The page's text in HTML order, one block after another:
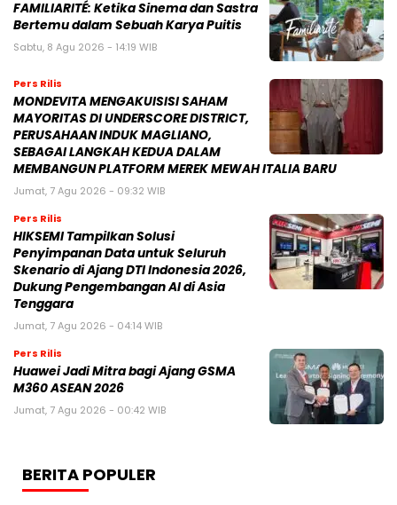
FAMILIARITÉ: Ketika Sinema dan Sastra
Bertemu dalam Sebuah Karya Puitis
Sabtu, 8 Agu 2026 - 14:19 WIB
Pers Rilis
MONDEVITA MENGAKUISISI SAHAM
MAYORITAS DI UNDERSCORE DISTRICT,
PERUSAHAAN INDUK MAGLIANO,
SEBAGAI LANGKAH KEDUA DALAM
MEMBANGUN PLATFORM MEREK MEWAH ITALIA BARU
Jumat, 7 Agu 2026 - 09:32 WIB
Pers Rilis
HIKSEMI Tampilkan Solusi
Penyimpanan Data untuk Seluruh
Skenario di Ajang DTI Indonesia 2026,
Dukung Pengembangan AI di Asia
Tenggara
Jumat, 7 Agu 2026 - 04:14 WIB
Pers Rilis
Huawei Jadi Mitra bagi Ajang GSMA
M360 ASEAN 2026
Jumat, 7 Agu 2026 - 00:42 WIB
BERITA POPULER